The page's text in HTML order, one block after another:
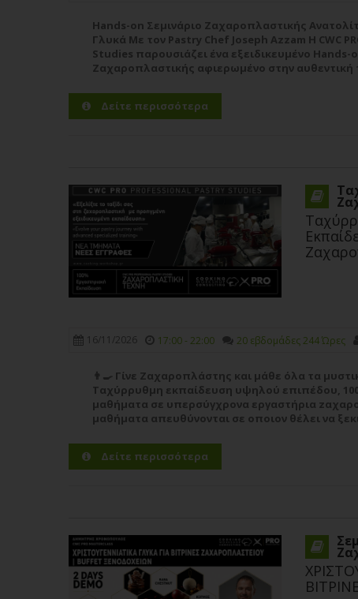
Hands-on Σεμινάριο Ζαχαροπλαστικής
Γλυκά Με τον Pastry Chef Joseph Azzam Η CWC
Studies παρουσιάζει ένα εξειδικευμένο Hands-
Ζαχαροπλαστικής αφιερωμένο στην αυθεντική
Pastry Chef Joseph...Περισσότερα
Δείτε περισσότερα
16/11/2026 17:00 - 22:00 20 εβδομάδες 244 Ώρες
👨‍🍳 Γίνε Ζαχαροπλάστης και μάθε όλα τα
Ταχύρρυθμη εκπαίδευση υψηλού επιπέδου,
μαθήματα σε υπερσύγχρονα εργαστήρια
μαθήματα απευθύνονται σε οποιον θέλει να
Δείτε περισσότερα